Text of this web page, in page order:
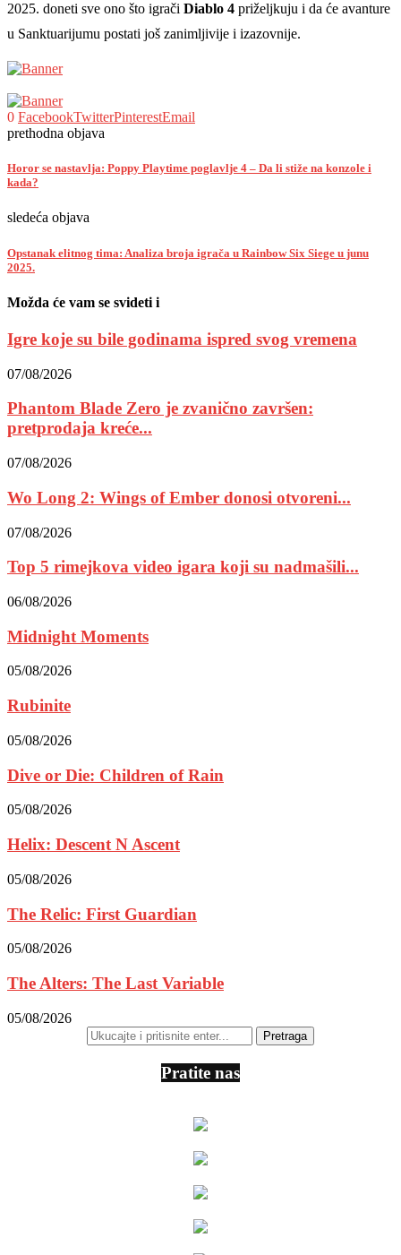
2025. doneti sve ono što igrači Diablo 4 priželjkuju i da će avanture
u Sanktuarijumu postati još zanimljivije i izazovnije.
0 FacebookTwitterPinterestEmail
prethodna objava
Horor se nastavlja: Poppy Playtime poglavlje 4 – Da li stiže na konzole i
kada?
sledeća objava
Opstanak elitnog tima: Analiza broja igrača u Rainbow Six Siege u junu
2025.
Možda će vam se svideti i
Igre koje su bile godinama ispred svog vremena
07/08/2026
Phantom Blade Zero je zvanično završen:
pretprodaja kreće...
07/08/2026
Wo Long 2: Wings of Ember donosi otvoreni...
07/08/2026
Top 5 rimejkova video igara koji su nadmašili...
06/08/2026
Midnight Moments
05/08/2026
Rubinite
05/08/2026
Dive or Die: Children of Rain
05/08/2026
Helix: Descent N Ascent
05/08/2026
The Relic: First Guardian
05/08/2026
The Alters: The Last Variable
05/08/2026
Pratite nas